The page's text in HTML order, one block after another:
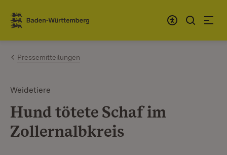
Zum Inhalt springen
Link zur Startseite
Pressemitteilungen
Weidetiere
Hund tötete Schaf im
Zollernalbkreis